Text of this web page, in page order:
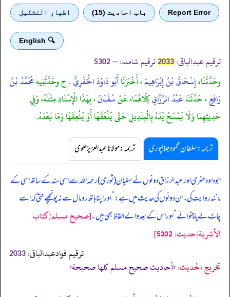
Report Error باب احادیث (15) اظهار التشكيل
🔍 English
ترقیم عبدالباقی: 2033 ترقیم شاملہ: --
5302
وحَدَّثَنَاهإِسْحَاقُ بْنُ إِبْرَاهِيمَ، أَخْبَرَنَاأَبُو دَاوُدَ الْحَفَرِيُّ. ح وحَدَّثَنِيهِمُحَمَّدُ بْنُ
رَافِعٍ، حَدَّثَنَاعَبْدُ الرَّزَّاقِكِلَاهُمَا، عَنْسُفْيَانَ، بِهَذَا الْإِسْنَادِ مِثْلَهُ، وَفِي
حَدِيثِهِمَا وَلَا يَمْسَحْ يَدَهُ بِالْمِنْدِيلِ حَتَّى يَلْعَقَهَا أَوْ يُلْعِقَهَا وَمَا بَعْدَهُ.
ترجمہ:سلطان محمود جلالپوری ترجمہ:مولانا عبدالعزیز علوی
ابوداود حفری اور عبدالرزاق دونوں نے سفیان (ثوری) رحمہ اللہ سے اسی سند کے ساتھ اسی کے
مانند روایت کی۔ ان دونوں کی حدیث میں ہے:”اور اپنا ہاتھ رومال سے نہ پونچھے حتیٰ کہ اسے
چاٹ لے یا چٹوائے“اور اس کے بعد والے الفاظ بھی ہیں۔[صحيح مسلم/كتاب
الأشربة/حدیث: 5302]
ترقیم فوادعبدالباقی: 2033
تخریج الحدیث:«أحاديث صحيح مسلم كلها صحيحة»